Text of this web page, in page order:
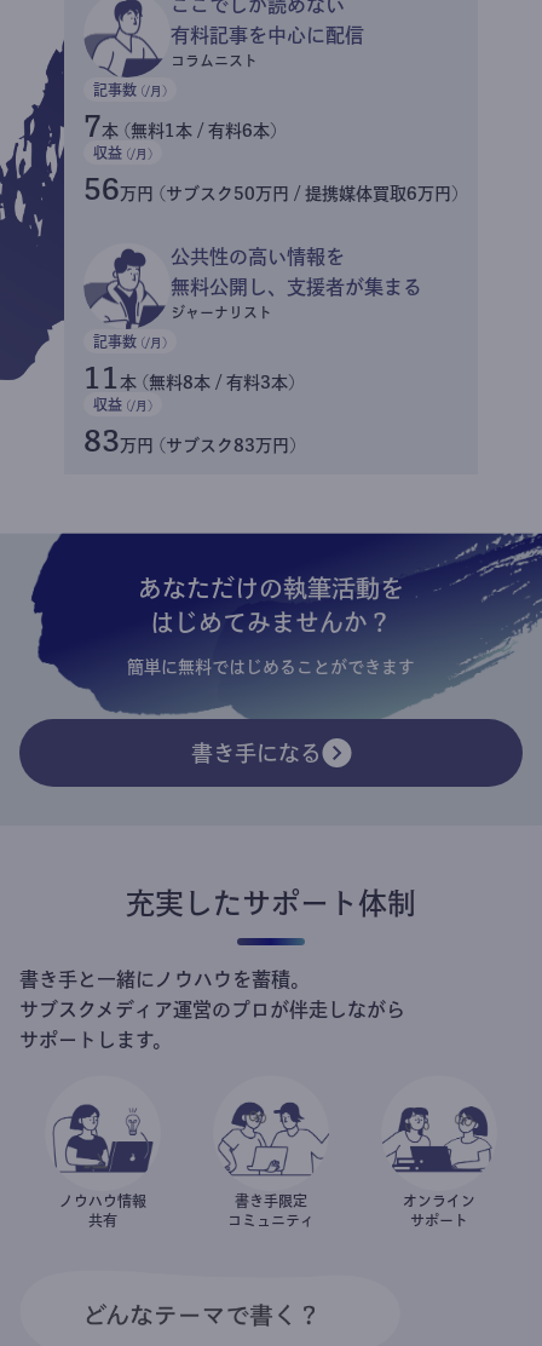
ここでしか読めない
有料記事を中心に配信
コラムニスト
記事数 (/月)
7本 (無料1本 / 有料6本)
収益 (/月)
56万円 (サブスク50万円 / 提携媒体買取6万円)
公共性の高い情報を
無料公開し、支援者が集まる
ジャーナリスト
記事数 (/月)
11 本 (無料8本 / 有料3本)
収益 (/月)
83万円 (サブスク83万円)
あなただけの執筆活動を
はじめてみませんか？
簡単に無料ではじめることができます
書き手になる
充実したサポート体制
書き手と一緒にノウハウを蓄積。
サブスクメディア運営のプロが伴走しながら
サポートします。
ノウハウ情報
共有
書き手限定
コミュニティ
オンライン
サポート